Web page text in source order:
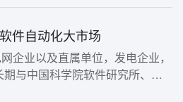
件自动化大市场
企业以及直属单位，发电企业，
与中国科学院软件研究所、复
等科研机构及高等院校充分合